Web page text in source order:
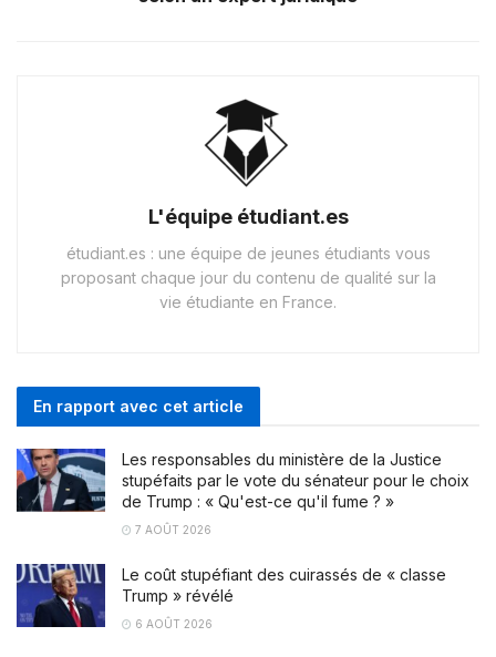
L'équipe étudiant.es
étudiant.es : une équipe de jeunes étudiants vous
proposant chaque jour du contenu de qualité sur la
vie étudiante en France.
En rapport avec cet article
Les responsables du ministère de la Justice
stupéfaits par le vote du sénateur pour le choix
de Trump : « Qu'est-ce qu'il fume ? »
7 AOÛT 2026
Le coût stupéfiant des cuirassés de « classe
Trump » révélé
6 AOÛT 2026